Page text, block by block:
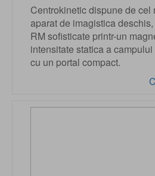
Centrokinetic dispune de cel
aparat de imagistica
RM sofisticate printr-un
intensitate statica a
cu un portal compact.